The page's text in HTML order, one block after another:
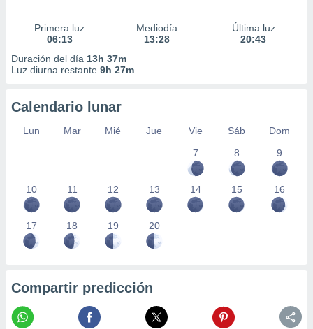
Primera luz
06:13
Mediodía
13:28
Última luz
20:43
Duración del día 13h 37m
Luz diurna restante 9h 27m
Calendario lunar
Lun Mar Mié Jue Vie Sáb
Dom
7
8 9
10 11 12 13 14 15 16
17 18 19 20
Compartir predicción